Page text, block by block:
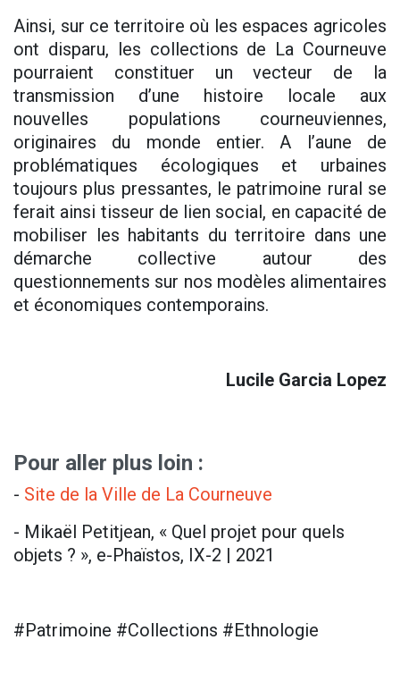
Ainsi, sur ce territoire où les espaces agricoles
ont disparu, les collections de La Courneuve
pourraient constituer un vecteur de la
transmission d’une histoire locale aux
nouvelles populations courneuviennes,
originaires du monde entier. A l’aune de
problématiques écologiques et urbaines
toujours plus pressantes, le patrimoine rural se
ferait ainsi tisseur de lien social, en capacité de
mobiliser les habitants du territoire dans une
démarche collective autour des
questionnements sur nos modèles alimentaires
et économiques contemporains.
Lucile Garcia Lopez
Pour aller plus loin :
- Site de la Ville de La Courneuve
- Mikaël Petitjean, « Quel projet pour quels
objets ? », e-Phaïstos, IX-2 | 2021
#Patrimoine #Collections #Ethnologie